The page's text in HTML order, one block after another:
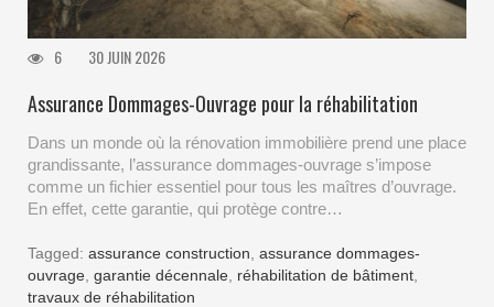
6 30 JUIN 2026
Assurance Dommages-Ouvrage pour la réhabilitation
Dans un monde où la rénovation immobilière prend une place
grandissante, l’assurance dommages-ouvrage s’impose
comme un fichier essentiel pour tous les maîtres d’ouvrage.
En effet, cette garantie, qui protège contre…
Tagged: assurance construction assurance dommages-
ouvrage garantie décennale réhabilitation de bâtiment
travaux de réhabilitation